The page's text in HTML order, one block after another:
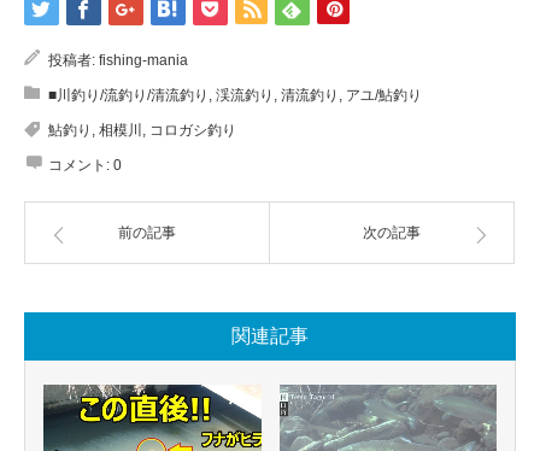
投稿者: fishing-mania
■川釣り/流釣り/清流釣り , 渓流釣り , 清流釣り , アユ/鮎釣り
鮎釣り , 相模川 , コロガシ釣り
コメント: 0
前の記事 次の記事
関連記事